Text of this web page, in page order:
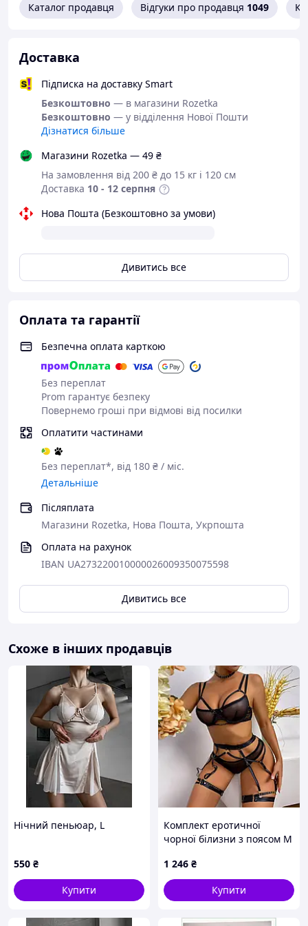
Тип: Плаття.
1 х Плаття.
1 х Стрінги.
* Зовнішній вигляд товару може трохи відрізнятися від світлин
на сайті залежно від партії.
Каталог продавця Відгуки про продавця 1049
Доставка
Підписка на доставку Smart
Безкоштовно — в магазини Rozetka
Безкоштовно — у відділення Нової Пошти
Дізнатися більше
Магазини Rozetka — 49 ₴
На замовлення від 200 ₴ до 15 кг і 120 см
Доставка 10 - 12 серпня
Нова Пошта (Безкоштовно за умови)
Дивитись все
Оплата та гарантії
Безпечна оплата карткою
Без переплат
Prom гарантує безпеку
Повернемо гроші при відмові від посилки
Оплатити частинами
Без переплат*, від 180 ₴ / міс.
Детальніше
Післяплата
Магазини Rozetka, Нова Пошта, Укрпошта
Оплата на рахунок
IBAN UA273220010000026009350075598
Дивитись все
Схоже в інших продавців
Нічний пеньюар, L
550 ₴
Купити
Комплект еротичної
чорної білизни з поясом M
1 246 ₴
Купити